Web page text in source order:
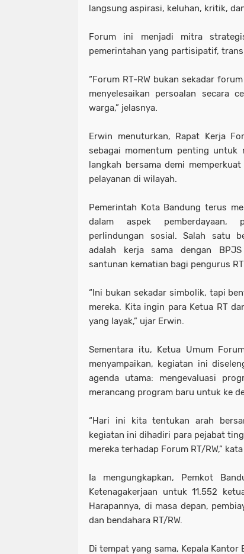
langsung aspirasi, keluhan, kritik,
Forum ini menjadi mitra
pemerintahan yang partisipatif,
“Forum RT-RW bukan sekadar
menyelesaikan persoalan secara
warga,” jelasnya.
Erwin menuturkan, Rapat Kerja
sebagai momentum penting untuk
langkah bersama demi
pelayanan di wilayah.
Pemerintah Kota Bandung terus
dalam aspek pemberdayaan,
perlindungan sosial. Salah satu
adalah kerja sama dengan
santunan kematian bagi pengurus RT
“Ini bukan sekadar simbolik, tapi
mereka. Kita ingin para Ketua RT
yang layak,” ujar Erwin.
Sementara itu, Ketua Umum
menyampaikan, kegiatan ini
agenda utama: mengevaluasi
merancang program baru untuk ke
“Hari ini kita tentukan arah
kegiatan ini dihadiri para pejabat
mereka terhadap Forum RT/RW,”
Ia mengungkapkan, Pemkot
Ketenagakerjaan untuk 11.552
Harapannya, di masa depan,
dan bendahara RT/RW.
Di tempat yang sama, Kepala Kantor